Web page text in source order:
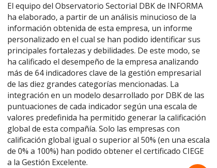
El equipo del Observatorio Sectorial DBK de INFORMA
ha elaborado, a partir de un análisis minucioso de la
información obtenida de esta empresa, un informe
personalizado en el cual se han podido identificar sus
principales fortalezas y debilidades. De este modo, se
ha calificado el desempeño de la empresa analizando
más de 64 indicadores clave de la gestión empresarial
de las diez grandes categorías mencionadas. La
integración en un modelo desarrollado por DBK de las
puntuaciones de cada indicador según una escala de
valores predefinida ha permitido generar la calificación
global de esta compañía. Solo las empresas con
calificación global igual o superior al 50% (en una escala
de 0% a 100%) han podido obtener el certificado CIEGE
a la Gestión Excelente.